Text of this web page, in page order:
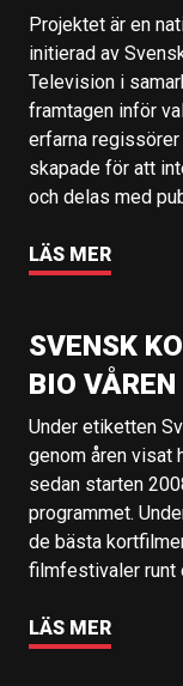
Projektet är en
initierad av
Television i
framtagen inför
erfarna
skapade för att
och delas med
LÄS MER
SVENSK
BIO
Under etiketten
genom åren visat
sedan starten
programmet.
de bästa
filmfestivaler runt
LÄS MER